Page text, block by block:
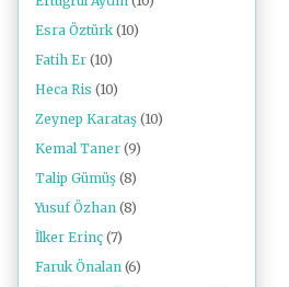
Esra Öztürk (10)
Fatih Er (10)
Heca Ris (10)
Zeynep Karataş (10)
Kemal Taner (9)
Talip Gümüş (8)
Yusuf Özhan (8)
İlker Erinç (7)
Faruk Önalan (6)